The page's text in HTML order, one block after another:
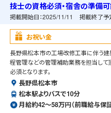
技士の資格必須・宿舎の準備
掲載開始日：2025/11/11 掲載終了予
お祝い金
長野県松本市の工場改修工事に伴う
程管理などの管理補助業務を担当して
必須となります。
長野県松本市
松本駅よりバスで10分
月給約42〜58万円（前職給与保証